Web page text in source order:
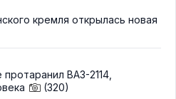
кремля открылась новая
ВАЗ-2114,
(320)